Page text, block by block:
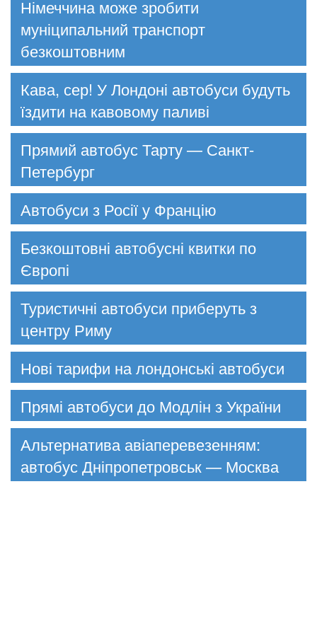
Німеччина може зробити
муніципальний транспорт
безкоштовним
Кава, сер! У Лондоні автобуси будуть
їздити на кавовому паливі
Прямий автобус Тарту — Санкт-
Петербург
Автобуси з Росії у Францію
Безкоштовні автобусні квитки по
Європі
Туристичні автобуси приберуть з
центру Риму
Нові тарифи на лондонські автобуси
Прямі автобуси до Модлін з України
Альтернатива авіаперевезенням:
автобус Дніпропетровськ — Москва